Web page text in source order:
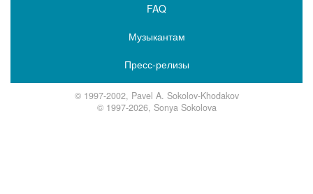
FAQ
Музыкантам
Пресс-релизы
© 1997-2002, Pavel A. Sokolov-Khodakov
© 1997-2026, Sonya Sokolova